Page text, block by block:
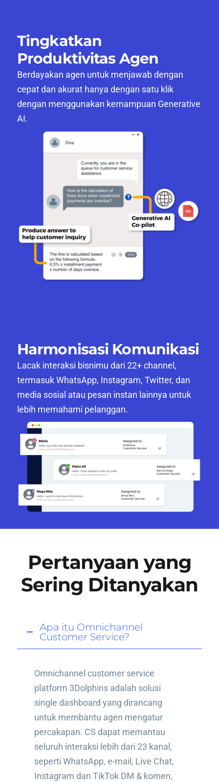
Tingkatkan
Produktivitas Agen
Berdayakan agen untuk menjawab dengan
cepat dan akurat hanya dengan satu klik
dengan menggunakan kemampuan Generative
AI.
Harmonisasi Komunikasi
Lacak interaksi bisnimu dari 22+ channel,
termasuk WhatsApp, Instagram, Twitter, dan
media sosial atau pesan instan lainnya untuk
lebih memahami pelanggan.
Pertanyaan yang
Sering Ditanyakan
Apa itu Omnichannel
Customer Service?
Omnichannel customer service
platform 3Dolphins adalah solusi
single dashboard yang dirancang
untuk membantu agen mengatur
percakapan. CS dapat memantau
seluruh interaksi lebih dari 23 kanal,
seperti WhatsApp, e-mail, Live Chat,
Instagram dan TikTok DM & komen,